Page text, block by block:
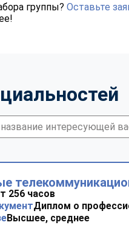
группы? Оставьте
256 часов
Диплом о
Высшее, среднее